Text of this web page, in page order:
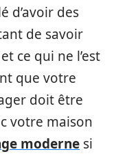
d’avoir des
de savoir
ce qui ne l’est
que votre
doit être
votre maison
moderne si